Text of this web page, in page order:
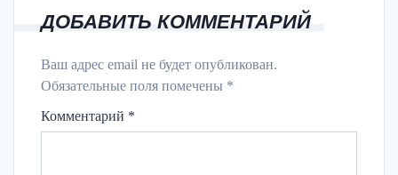
ДОБАВИТЬ КОММЕНТАРИЙ
Ваш адрес email не будет опубликован.
Обязательные поля помечены *
Комментарий *